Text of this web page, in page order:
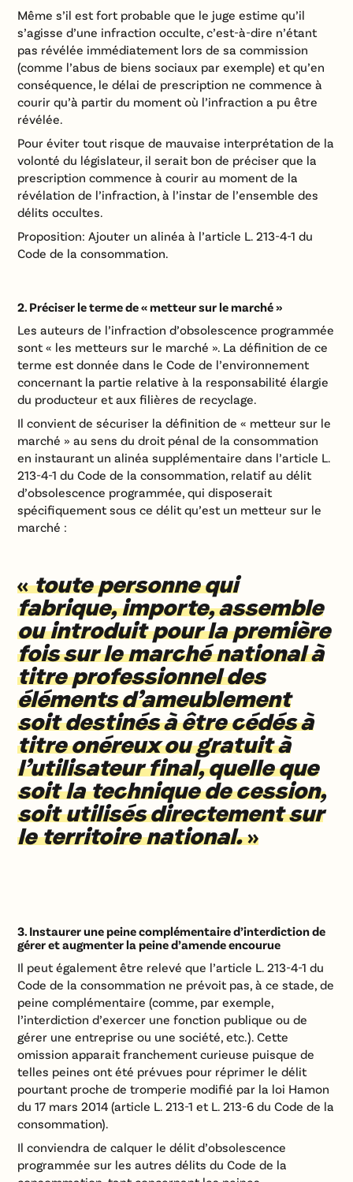
Même s’il est fort probable que le juge estime qu’il
s’agisse d’une infraction occulte, c’est-à-dire n’étant
pas révélée immédiatement lors de sa commission
(comme l’abus de biens sociaux par exemple) et qu’en
conséquence, le délai de prescription ne commence à
courir qu’à partir du moment où l’infraction a pu être
révélée.
Pour éviter tout risque de mauvaise interprétation de la
volonté du législateur, il serait bon de préciser que la
prescription commence à courir au moment de la
révélation de l’infraction, à l’instar de l’ensemble des
délits occultes.
Proposition: Ajouter un alinéa à l’article L. 213-4-1 du
Code de la consommation.
2. Préciser le terme de « metteur sur le marché »
Les auteurs de l’infraction d’obsolescence programmée
sont « les metteurs sur le marché ». La définition de ce
terme est donnée dans le Code de l’environnement
concernant la partie relative à la responsabilité élargie
du producteur et aux filières de recyclage.
Il convient de sécuriser la définition de « metteur sur le
marché » au sens du droit pénal de la consommation
en instaurant un alinéa supplémentaire dans l’article L.
213-4-1 du Code de la consommation, relatif au délit
d’obsolescence programmée, qui disposerait
spécifiquement sous ce délit qu’est un metteur sur le
marché :
«toute personne qui
fabrique, importe, assemble
ou introduit pour la première
fois sur le marché national à
titre professionnel des
éléments d’ameublement
soit destinés à être cédés à
titre onéreux ou gratuit à
l’utilisateur final, quelle que
soit la technique de cession,
soit utilisés directement sur
le territoire national.»
3. Instaurer une peine complémentaire d’interdiction de
gérer et augmenter la peine d’amende encourue
Il peut également être relevé que l’article L. 213-4-1 du
Code de la consommation ne prévoit pas, à ce stade, de
peine complémentaire (comme, par exemple,
l’interdiction d’exercer une fonction publique ou de
gérer une entreprise ou une société, etc.). Cette
omission apparait franchement curieuse puisque de
telles peines ont été prévues pour réprimer le délit
pourtant proche de tromperie modifié par la loi Hamon
du 17 mars 2014 (article L. 213-1 et L. 213-6 du Code de la
consommation).
Il conviendra de calquer le délit d’obsolescence
programmée sur les autres délits du Code de la